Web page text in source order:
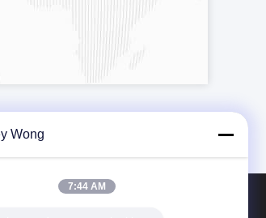
Wong
7:44 AM